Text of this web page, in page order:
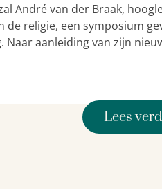
André van der Braak,
de religie, een symposium
Naar aanleiding van zijn
Lees